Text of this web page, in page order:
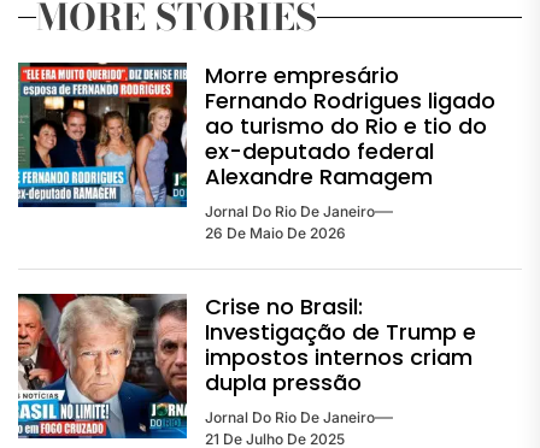
MORE STORIES
Morre empresário
Fernando Rodrigues ligado
ao turismo do Rio e tio do
ex-deputado federal
Alexandre Ramagem
Jornal Do Rio De Janeiro
26 De Maio De 2026
Crise no Brasil:
Investigação de Trump e
impostos internos criam
dupla pressão
Jornal Do Rio De Janeiro
21 De Julho De 2025